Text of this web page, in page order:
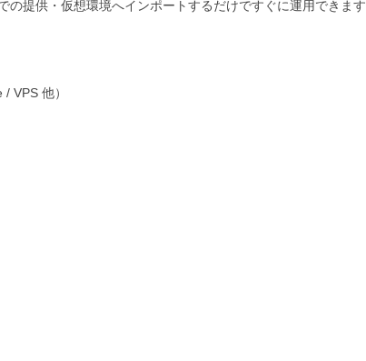
の提供・仮想環境へインポートするだけですぐに運用できます
VPS 他）